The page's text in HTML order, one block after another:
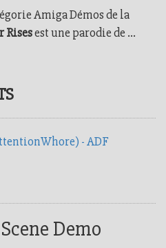
Amiga Démos de la
Risesest une parodie de ...
- ADF
Demo